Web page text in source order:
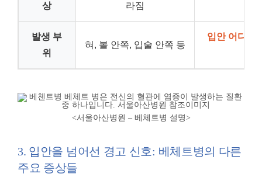
상
라짐
발생 부
위
혀, 볼 안쪽, 입술 안쪽 등
입안 어디에
<서울아산병원 – 베체트병 설명>
3. 입안을 넘어선 경고 신호: 베체트병의 다른
주요 증상들